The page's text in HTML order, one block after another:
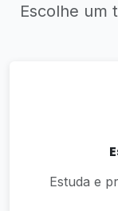
Escolhe um
Estuda e